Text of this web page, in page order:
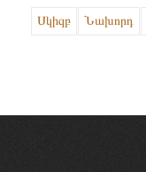
Սկիզբ Նախորդ